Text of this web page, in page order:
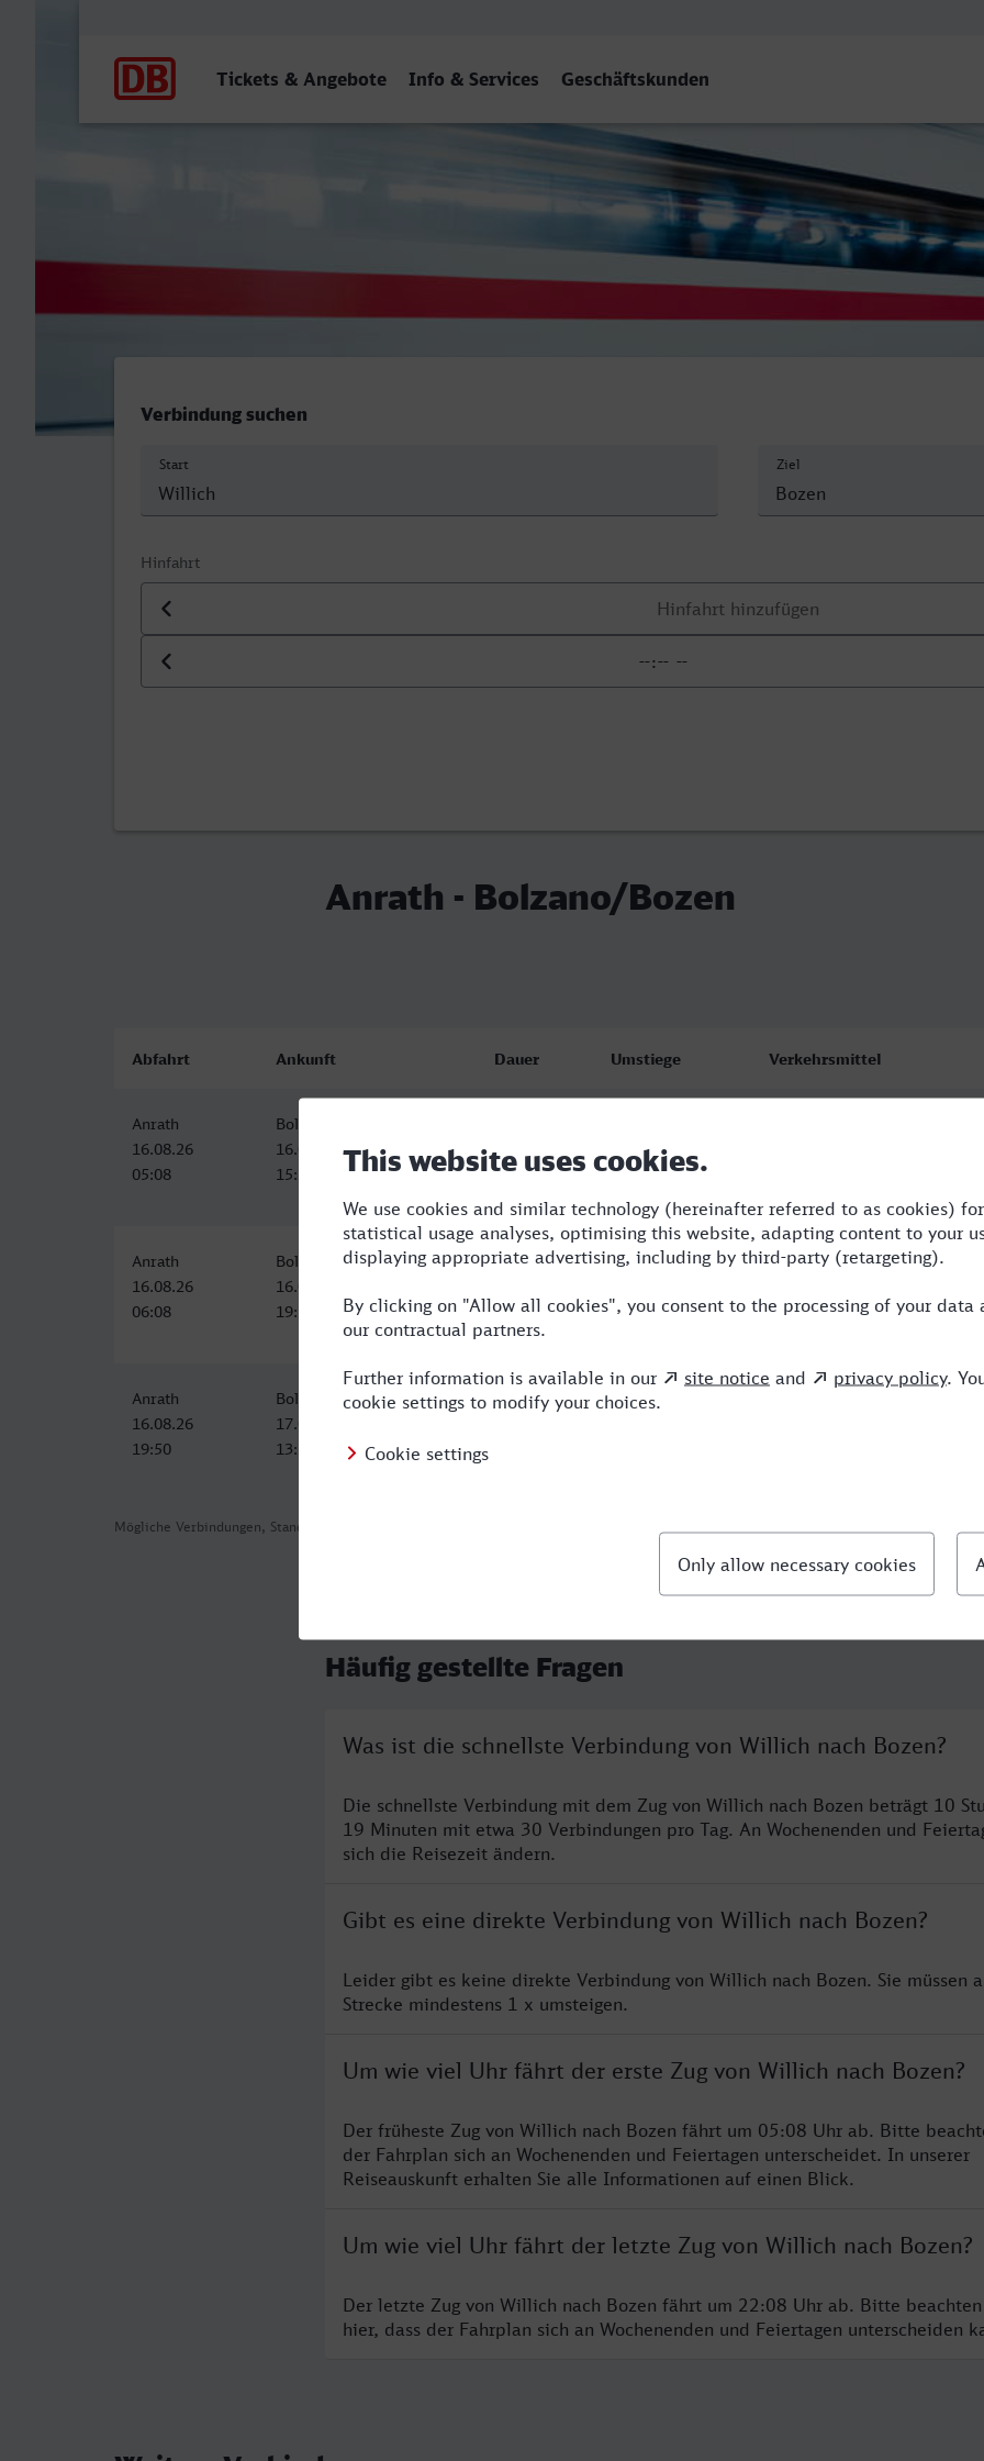
Tickets & Angebote Info & Services Geschäftskunden
Verbindung suchen
Start Ziel
Hinfahrt
Datum der Hinfahrt
Uhrzeit der Hinfahrt
Anrath - Bolzano/Bozen
Mögliche Verbindungen, Stand: 2026-08-02 00:32
Abfahrt Ankunft Dauer Umstiege Verkehrsmittel
Anrath
16.08.26
05:08
Bolzano/Bozen
16.08.26
15:27
Anrath
16.08.26
06:08
Bolzano/Bozen
16.08.26
19:27
13:19 4 RB,RJ,ICE
Anrath
16.08.26
19:50
Bolzano/Bozen
17.08.26
13:27
17:37 6
Häufig gestellte Fragen
Was ist die schnellste Verbindung von Willich nach Bozen?
Die schnellste Verbindung mit dem Zug von Willich nach Bozen beträgt 10
19 Minuten mit etwa 30 Verbindungen pro Tag. An Wochenenden und
sich die Reisezeit ändern.
Gibt es eine direkte Verbindung von Willich nach Bozen?
Leider gibt es keine direkte Verbindung von Willich nach Bozen. Sie müssen
Strecke mindestens 1 x umsteigen.
Um wie viel Uhr fährt der erste Zug von Willich nach Bozen?
Der früheste Zug von Willich nach Bozen fährt um 05:08 Uhr ab. Bitte
der Fahrplan sich an Wochenenden und Feiertagen unterscheidet. In unserer
Reiseauskunft erhalten Sie alle Informationen auf einen Blick.
Um wie viel Uhr fährt der letzte Zug von Willich nach Bozen?
Der letzte Zug von Willich nach Bozen fährt um 22:08 Uhr ab. Bitte beachten
hier, dass der Fahrplan sich an Wochenenden und Feiertagen unterscheiden